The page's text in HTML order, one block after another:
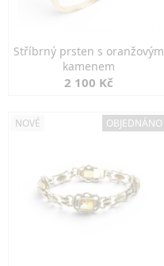
Stříbrný prsten s oranžovým
kamenem
2 100 Kč
NOVÉ OBJEDNÁNO